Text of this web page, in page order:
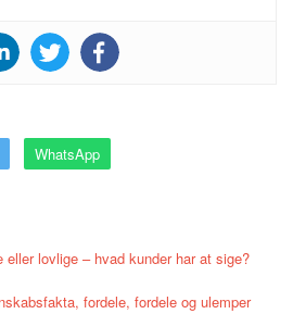
WhatsApp
eller lovlige – hvad kunder har at sige?
fordele, fordele og ulemper